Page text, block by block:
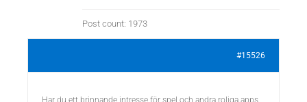
Post count: 1973
#15526
Har du ett brinnande intresse för spel och andra roliga apps